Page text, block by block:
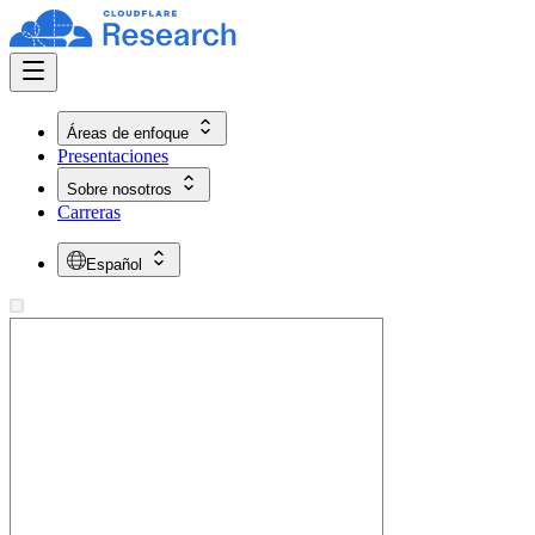
Áreas de enfoque
Presentaciones
Sobre nosotros
Carreras
Español